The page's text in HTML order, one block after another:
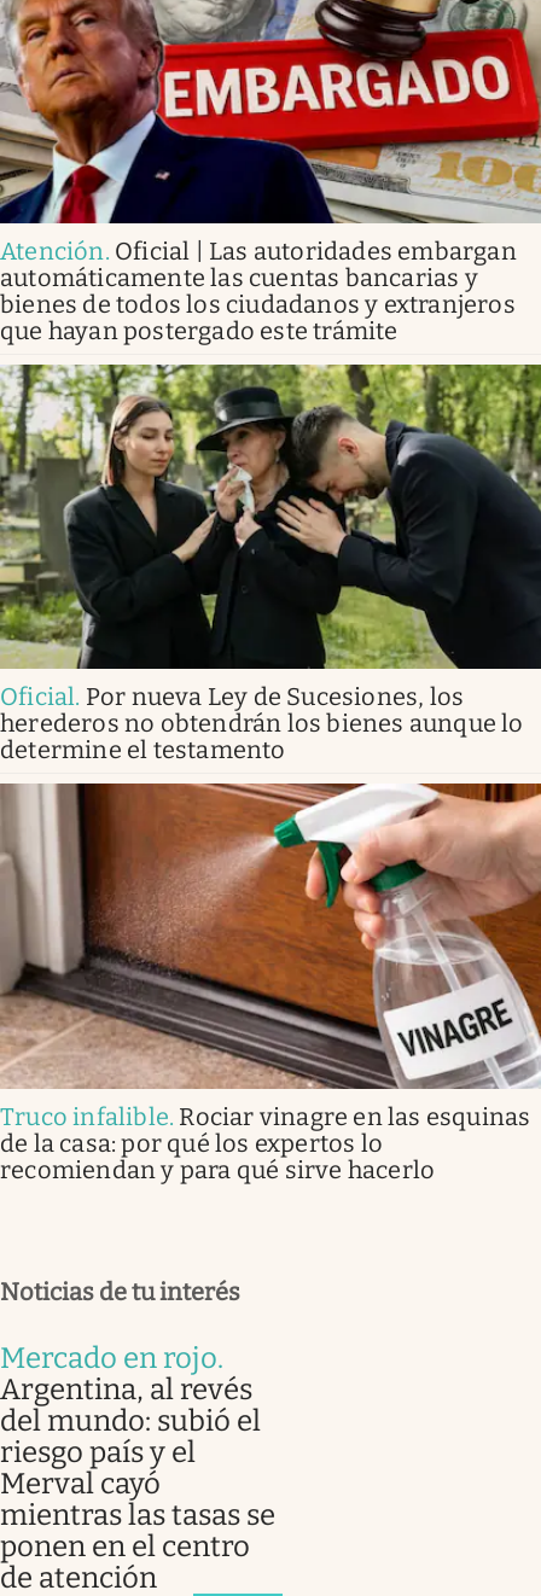
Atención. Oficial | Las autoridades embargan
automáticamente las cuentas bancarias y
bienes de todos los ciudadanos y extranjeros
que hayan postergado este trámite
Oficial. Por nueva Ley de Sucesiones, los
herederos no obtendrán los bienes aunque lo
determine el testamento
Truco infalible. Rociar vinagre en las esquinas
de la casa: por qué los expertos lo
recomiendan y para qué sirve hacerlo
Noticias de tu interés
Mercado en rojo.
Argentina, al revés
del mundo: subió el
riesgo país y el
Merval cayó
mientras las tasas se
ponen en el centro
de atención